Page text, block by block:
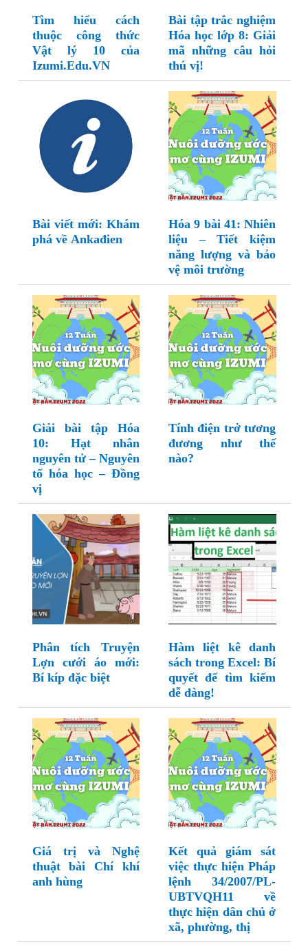
Tìm hiểu cách
thuộc công thức
Vật lý 10 của
Izumi.Edu.VN
Bài tập trắc nghiệm
Hóa học lớp 8: Giải
mã những câu hỏi
thú vị!
Bài viết mới: Khám
phá về Ankađien
Hóa 9 bài 41: Nhiên
liệu – Tiết kiệm
năng lượng và bảo
vệ môi trường
Giải bài tập Hóa
10: Hạt nhân
nguyên tử – Nguyên
tố hóa học – Đồng
vị
Tính điện trở tương
đương như thế
nào?
Phân tích Truyện
Lợn cưới áo mới:
Bí kíp đặc biệt
Hàm liệt kê danh
sách trong Excel: Bí
quyết để tìm kiếm
dễ dàng!
Giá trị và Nghệ
thuật bài Chí khí
anh hùng
Kết quả giám sát
việc thực hiện Pháp
lệnh 34/2007/PL-
UBTVQH11 về
thực hiện dân chủ ở
xã, phường, thị